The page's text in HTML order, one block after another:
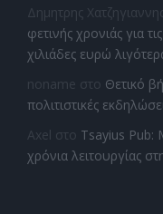
Δημητρης Χατζηγιαννης
φετινής χρονιάς για
χιλιάδες ευρώ
noname στο Θετικό
πολιτιστικές
Axel στο Tsayius Pub:
χρόνια λειτουργίας